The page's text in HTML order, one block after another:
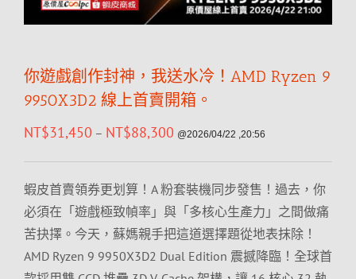
你遊戲創作封神，我送水冷！AMD Ryzen 9
9950X3D2 線上首賣開箱。
NT$31,450 – NT$88,300 @2026/04/22 ,20:56
蝦皮首賣領券更划算！A 粉套裝機同步發售！過去，你
必須在「遊戲極致幀率」與「多核心生產力」之間做痛
苦抉擇。今天，蘇媽親手把這道選擇題從地表抹除！
AMD Ryzen 9 9950X3D2 Dual Edition 震撼降臨！全球首